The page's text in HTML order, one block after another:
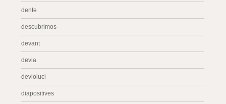
dente
descubrimos
devant
devia
devioluci
diapositives